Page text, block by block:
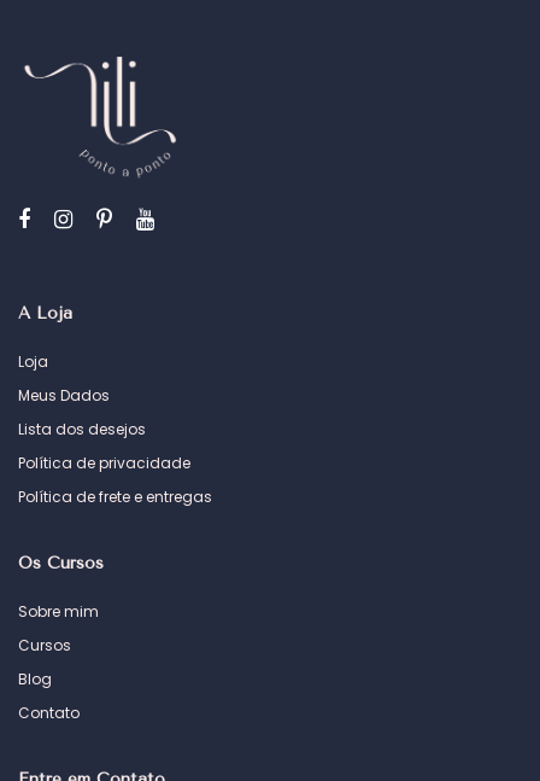
A Loja
Loja
Meus Dados
Lista dos desejos
Política de privacidade
Política de frete e entregas
Os Cursos
Sobre mim
Cursos
Blog
Contato